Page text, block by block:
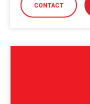
CONTACT